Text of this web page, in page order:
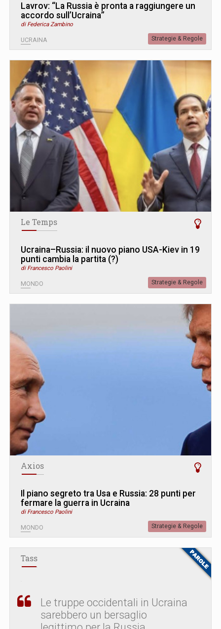
Lavrov: “La Russia è pronta a raggiungere un
accordo sull’Ucraina”
di Federica Zambino
UCRAINA Strategie & Regole
Le Temps
Ucraina–Russia: il nuovo piano USA-Kiev in 19
punti cambia la partita (?)
di Francesco Paolini
MONDO Strategie & Regole
Axios
Il piano segreto tra Usa e Russia: 28 punti per
fermare la guerra in Ucraina
di Francesco Paolini
MONDO Strategie & Regole
Tass
Le truppe occidentali in Ucraina
sarebbero un bersaglio